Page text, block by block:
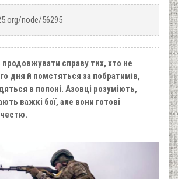
node/56295
продовжувати справу тих, хто не
дня й помстяться за побратимів,
в полоні. Азовці розуміють,
важкі бої, але вони готові
честю.